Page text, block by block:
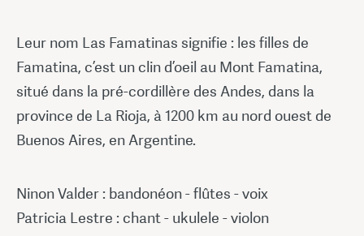
Leur nom Las Famatinas signifie : les filles de
Famatina, c’est un clin d’oeil au Mont Famatina,
situé dans la pré-cordillère des Andes, dans la
province de La Rioja, à 1200 km au nord ouest de
Buenos Aires, en Argentine.
Ninon Valder : bandonéon - flûtes - voix
Patricia Lestre : chant - ukulele - violon